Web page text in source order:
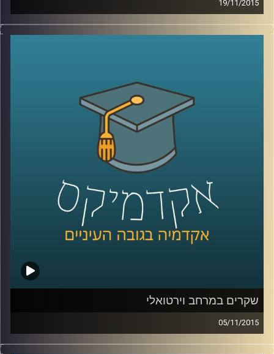
19/11/2015
דוקטור שירי רזניק מספרת על מחאות נשיות
ה-60 וה-90, סרטי דיסני, מכתבים של ילדים
וילדות למפיקי טלוויזיה והספר "המיסתורין
AudioVersity
שקרים במרחב וירטואלי
05/11/2015
רגע לפני שהוא עוזב לפוסט דוקטורט ב– NYU,